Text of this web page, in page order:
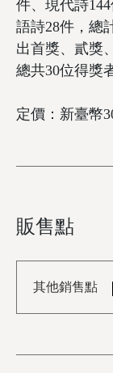
件、現代詩
語詩28件，總
出首獎、貳獎
總共30位得獎
定價：新臺幣
販售點
其他銷售點